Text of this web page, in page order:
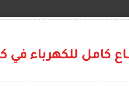
كامل للكهرباء في